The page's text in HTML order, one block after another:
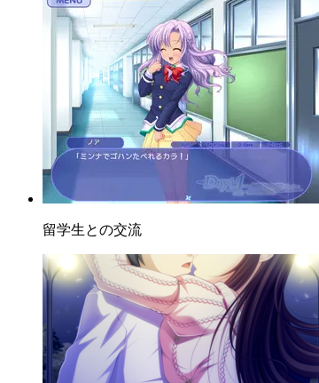
留学生との交流